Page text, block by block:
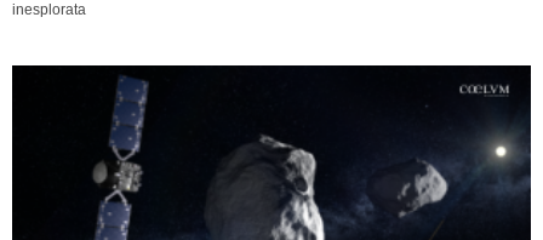
inesplorata